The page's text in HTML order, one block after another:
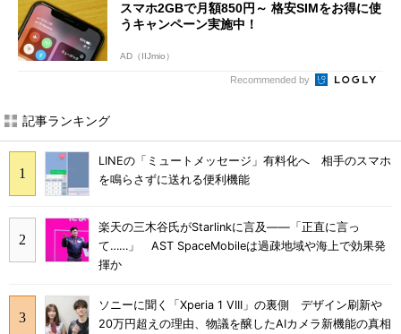
スマホ2GBで月額850円～ 格安SIMをお得に使
うキャンペーン実施中！
AD（IIJmio）
Recommended by
記事ランキング
LINEの「ミュートメッセージ」有料化へ 相手のスマホ
を鳴らさずに送れる便利機能
楽天の三木谷氏がStarlinkに言及――「正直に言っ
て……」 AST SpaceMobileは過疎地域や海上で効果発
揮か
ソニーに聞く「Xperia 1 VIII」の裏側 デザイン刷新や
20万円超えの理由、物議を醸したAIカメラ新機能の真相